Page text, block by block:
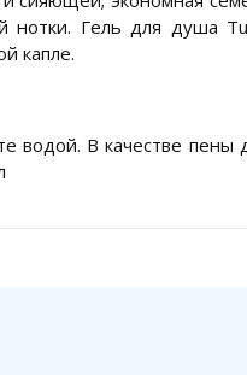
нотки. Гель для душа
капле.
водой. В качестве пены